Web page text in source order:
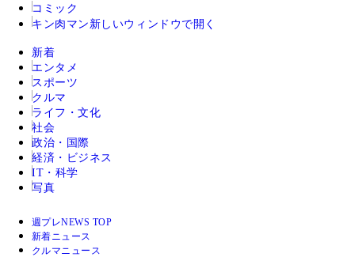
コミック
キン肉マン 新しいウィンドウで開く
新着
エンタメ
スポーツ
クルマ
ライフ・文化
社会
政治・国際
経済・ビジネス
IT・科学
写真
週プレNEWS TOP
新着ニュース
クルマニュース